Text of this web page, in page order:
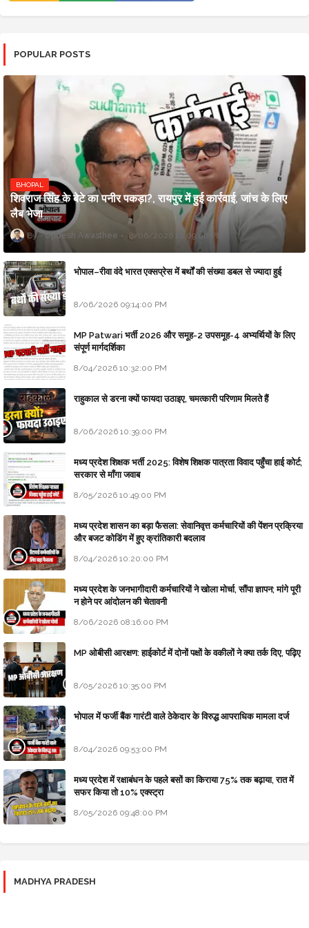
POPULAR POSTS
BHOPAL
शिवराज सिंह के बेटे का पनीर पकड़ा?, रायपुर में हुई कार्रवाई, जांच के लिए
लैब भेजा
Updesh Awasthee 8/06/2026 10:09:00 PM
भोपाल–रीवा वंदे भारत एक्सप्रेस में बर्थों की संख्या डबल से ज्यादा हुई
8/06/2026 09:14:00 PM
MP Patwari भर्ती 2026 और समूह-2 उपसमूह-4 अभ्यर्थियों के लिए
संपूर्ण मार्गदर्शिका
8/04/2026 10:32:00 PM
राहुकाल से डरना क्यों फायदा उठाइए, चमत्कारी परिणाम मिलते हैं
8/06/2026 10:39:00 PM
मध्य प्रदेश शिक्षक भर्ती 2025: विशेष शिक्षक पात्रता विवाद पहुँचा हाई कोर्ट;
सरकार से माँगा जवाब
8/05/2026 10:49:00 PM
मध्य प्रदेश शासन का बड़ा फैसला: सेवानिवृत्त कर्मचारियों की पेंशन प्रक्रिया
और बजट कोडिंग में हुए क्रांतिकारी बदलाव
8/04/2026 10:20:00 PM
मध्य प्रदेश के जनभागीदारी कर्मचारियों ने खोला मोर्चा, सौंपा ज्ञापन; मांगे पूरी
न होने पर आंदोलन की चेतावनी
8/06/2026 08:16:00 PM
MP ओबीसी आरक्षण: हाईकोर्ट में दोनों पक्षों के वकीलों ने क्या तर्क दिए, पढ़िए
8/05/2026 10:35:00 PM
भोपाल में फर्जी बैंक गारंटी वाले ठेकेदार के विरुद्ध आपराधिक मामला दर्ज
8/04/2026 09:53:00 PM
मध्य प्रदेश में रक्षाबंधन के पहले बसों का किराया 75% तक बढ़ाया, रात में
सफर किया तो 10% एक्स्ट्रा
8/05/2026 09:48:00 PM
MADHYA PRADESH